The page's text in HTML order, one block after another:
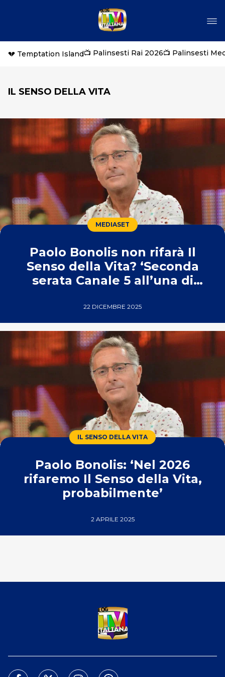
💔 Temptation Island📺 Palinsesti Rai 2026📺 Palinsesti
IL SENSO DELLA VITA
MEDIASET
Paolo Bonolis non rifarà Il
Senso della Vita? ‘Seconda
serata Canale 5 all’una di
22 DICEMBRE 2025
IL SENSO DELLA VITA
Paolo Bonolis: ‘Nel 2026
rifaremo Il Senso della Vita,
probabilmente’
2 APRILE 2025